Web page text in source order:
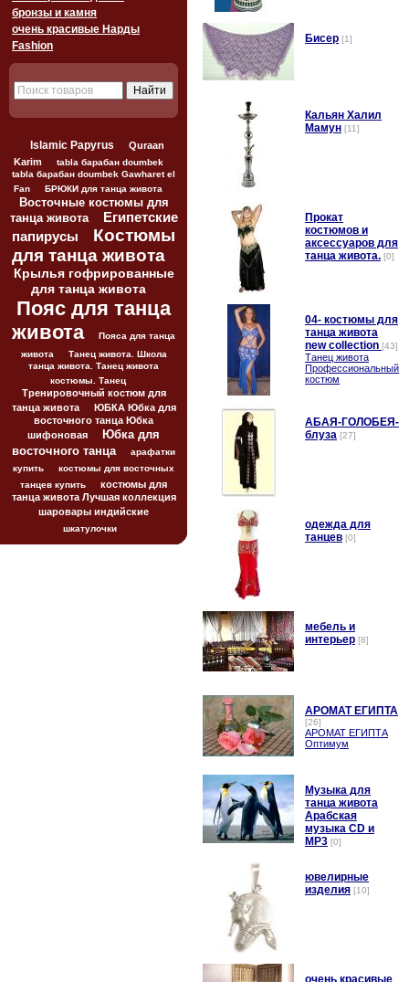
бронзы и камня
очень красивые Нарды
Fashion
Islamic Papyrus
Quraan
Karim
tabla барабан doumbek
tabla барабан doumbek Gawharet el
Fan
БРЮКИ для танца живота
Восточные костюмы для
танца живота
Египетские
папирусы
Костюмы
для танца живота
Крылья гофрированные
для танца живота
Пояс для танца
живота
Пояса для танца
живота
Танец живота. Школа
танца живота. Танец живота
костюмы. Танец
Тренировочный костюм для
танца живота
ЮБКА Юбка для
восточного танца Юбка
шифоновая
Юбка для
восточного танца
арафатки
купить
костюмы для восточных
танцев купить
костюмы для
танца живота Лучшая коллекция
шаровары индийские
шкатулочки
Бисер [1]
Кальян Халил
Мамун [11]
Прокат
костюмов и
аксессуаров для
танца живота. [0]
04- костюмы для
танца живота
new collection [43]
Танец живота
Профессиональный
костюм
АБАЯ-ГОЛОБЕЯ-
блуза [27]
одежда для
танцев [0]
мебель и
интерьер [8]
АРОМАТ ЕГИПТА
[26]
АРОМАТ ЕГИПТА
Оптимум
Музыка для
танца живота
Арабская
музыка CD и
MP3 [0]
ювелирные
изделия [10]
очень красивые